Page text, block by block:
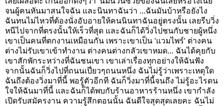
จนผู้คนหันมาสนใจฉัน และนินทาฉันว่า ...ฉันมันบ้าหรือยังไง
ฉันทนไม่ไหวที่ต้องนั่งอับอายให้คนนินทาฉันอยู่ตรงนั้น เลยรีบวิ่ง
หนีไปจากที่ตรงนั้นให้เร็วที่สุด และฉันก็ได้วิ่งไปชนกับชายผู้หนึ่ง
เขาเป็นคนที่ตกงานเหมือนกัน เพราะเขาเป็น 'แวมไพร์' ต่างคน
ต่างไม่รับเขาเข้าทำงาน ต่างคนต่างกลัวเขาหมด... ฉันได้คุยกับ
เขาสักพักระหว่างที่ฉันชนเขา เขาเล่าเรื่องทุกอย่างให้ฉันฟัง
จากนั้นฉันก็วิ่งไปที่ถนนเปี่ยวๆถนนหนึ่ง ฉันไม่รู้ว่าเพราะเหตุใด
ฉันถึงต้องวิ่งมาที่นี้ พอรู้ตัวอีกที ฉันก็วิ่งมาที่นี้จนถึง ไม่รู้อะไรดน
ใจให้ฉันมาที่นี้ และฉันก็ได้พบกับร้านอาหารร้านหนึ่ง เขากำลัง
เปิดรับสมัครงาน ความรู้สึกตอนนั้น ฉันดีใจสุดสุดเลยคะ ฉันไม่